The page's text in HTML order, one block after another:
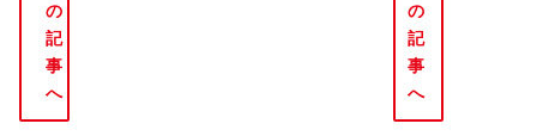
の
記
事
へ
の
記
事
へ